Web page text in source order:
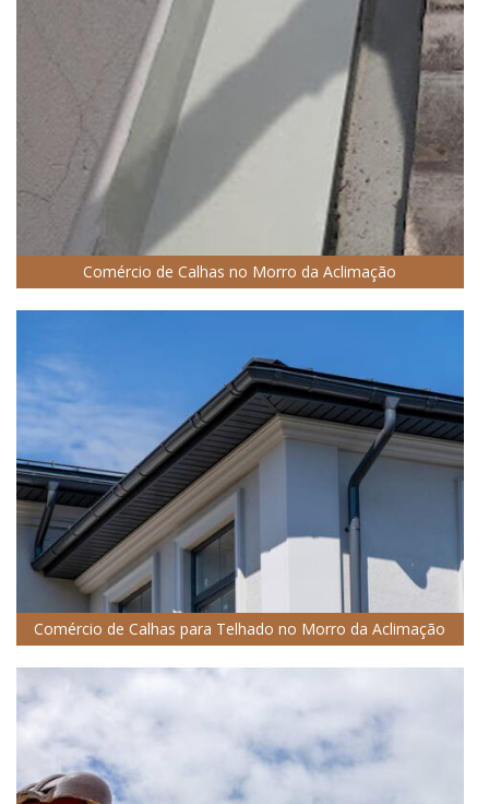
Comércio de Calhas no Morro da Aclimação
Comércio de Calhas para Telhado no Morro da Aclimação